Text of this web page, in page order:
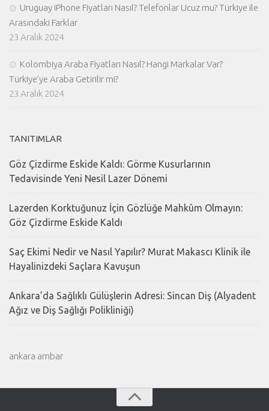
Uruguay iPhone Fiyatları Nasıl? Telefonlar Ucuz mu? Türkiye ile
Arasındaki Farklar
23 Aralık 2024
Kolombiya Araba Fiyatları Nasıl? Hangi Markalar Var?
Türkiye’ye Araba Getirilir mi?
23 Aralık 2024
TANITIMLAR
Göz Çizdirme Eskide Kaldı: Görme Kusurlarının
Tedavisinde Yeni Nesil Lazer Dönemi
Lazerden Korktuğunuz İçin Gözlüğe Mahkûm Olmayın:
Göz Çizdirme Eskide Kaldı
Saç Ekimi Nedir ve Nasıl Yapılır? Murat Makascı Klinik ile
Hayalinizdeki Saçlara Kavuşun
Ankara’da Sağlıklı Gülüşlerin Adresi: Sincan Diş (Alyadent
Ağız ve Diş Sağlığı Polikliniği)
ankara ambar